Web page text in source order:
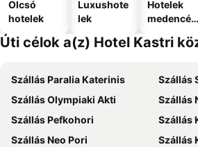
Olcsó
hotelek
Luxushote
lek
Hotelek
medencév
Úti célok a(z) Hotel Kastri
Szállás Paralia Katerinis
Szállás
Szállás Olympiaki Akti
Szállás
Szállás Pefkohori
Szállás
Szállás Neo Pori
Szállás